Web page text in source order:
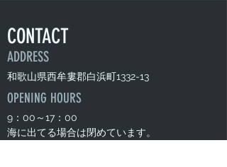
CONTACT
ADDRESS
和歌山県西牟婁郡白浜町​1332-13
OPENING HOURS
​9：00～17：00
​海に出てる場合は閉めています。